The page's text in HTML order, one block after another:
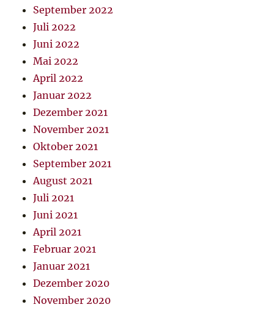
September 2022
Juli 2022
Juni 2022
Mai 2022
April 2022
Januar 2022
Dezember 2021
November 2021
Oktober 2021
September 2021
August 2021
Juli 2021
Juni 2021
April 2021
Februar 2021
Januar 2021
Dezember 2020
November 2020